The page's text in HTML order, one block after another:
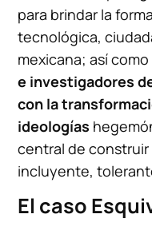
para brindar la
tecnológica,
mexicana; así
e investigadores
con la
ideologías
central de construir
incluyente,
El caso